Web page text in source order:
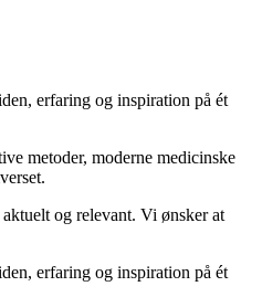
erfaring og inspiration på ét
metoder, moderne medicinske
og relevant. Vi ønsker at
erfaring og inspiration på ét